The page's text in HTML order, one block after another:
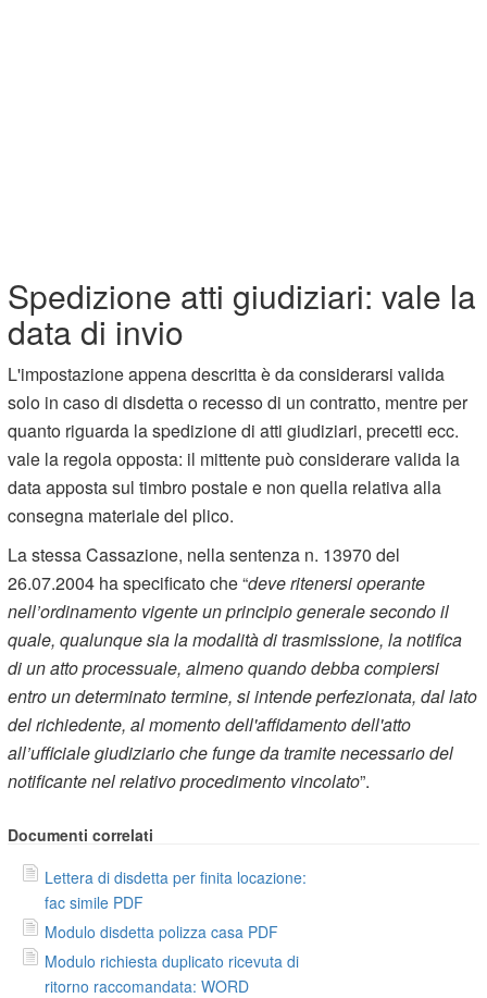
Spedizione atti giudiziari: vale la
data di invio
L'impostazione appena descritta è da considerarsi valida
solo in caso di disdetta o recesso di un contratto, mentre per
quanto riguarda la spedizione di atti giudiziari, precetti ecc.
vale la regola opposta: il mittente può considerare valida la
data apposta sul timbro postale e non quella relativa alla
consegna materiale del plico.
La stessa Cassazione, nella sentenza n. 13970 del
26.07.2004 ha specificato che “deve ritenersi operante
nell’ordinamento vigente un principio generale secondo il
quale, qualunque sia la modalità di trasmissione, la notifica
di un atto processuale, almeno quando debba compiersi
entro un determinato termine, si intende perfezionata, dal lato
del richiedente, al momento dell'affidamento dell'atto
all’ufficiale giudiziario che funge da tramite necessario del
notificante nel relativo procedimento vincolato”.
Documenti correlati
Lettera di disdetta per finita locazione:
fac simile PDF
Modulo disdetta polizza casa PDF
Modulo richiesta duplicato ricevuta di
ritorno raccomandata: WORD